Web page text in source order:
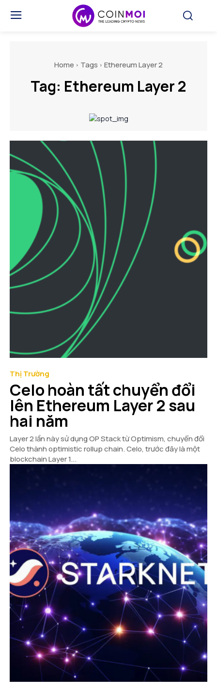
Home Tags Ethereum Layer 2
Tag: Ethereum Layer 2
Thị Trường
Celo hoàn tất chuyển đổi
lên Ethereum Layer 2 sau
hai năm
Layer 2 lần này sử dụng OP Stack từ Optimism, chuyển đổi
Celo thành optimistic rollup chain. Celo, trước đây là một
blockchain Layer 1...